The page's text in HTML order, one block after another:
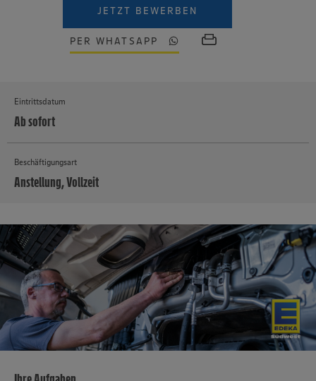
JETZT BEWERBEN
PER WHATSAPP
Eintrittsdatum
Ab sofort
Beschäftigungsart
Anstellung, Vollzeit